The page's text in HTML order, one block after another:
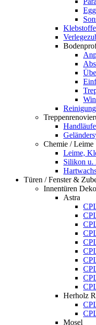
Klebstoffe
Chemie / Leime
Leime,
Silikon u.
Türen / Fenster &
Innentüren
Astra
Herholz
Mosel